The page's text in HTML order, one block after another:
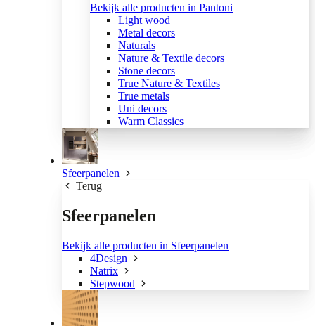
Bekijk alle producten in Pantoni
Light wood
Metal decors
Naturals
Nature & Textile decors
Stone decors
True Nature & Textiles
True metals
Uni decors
Warm Classics
Sfeerpanelen
Terug
Sfeerpanelen
Bekijk alle producten in Sfeerpanelen
4Design
Natrix
Stepwood